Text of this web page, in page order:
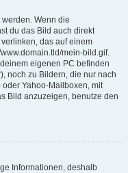
Wenn die
du das Bild auch direkt
das auf einem
mein-bild.gif.
eigenen PC befinden
noch zu Bildern, die nur nach
Yahoo-Mailboxen, mit
Bild anzuzeigen, benutze den
Informationen, deshalb